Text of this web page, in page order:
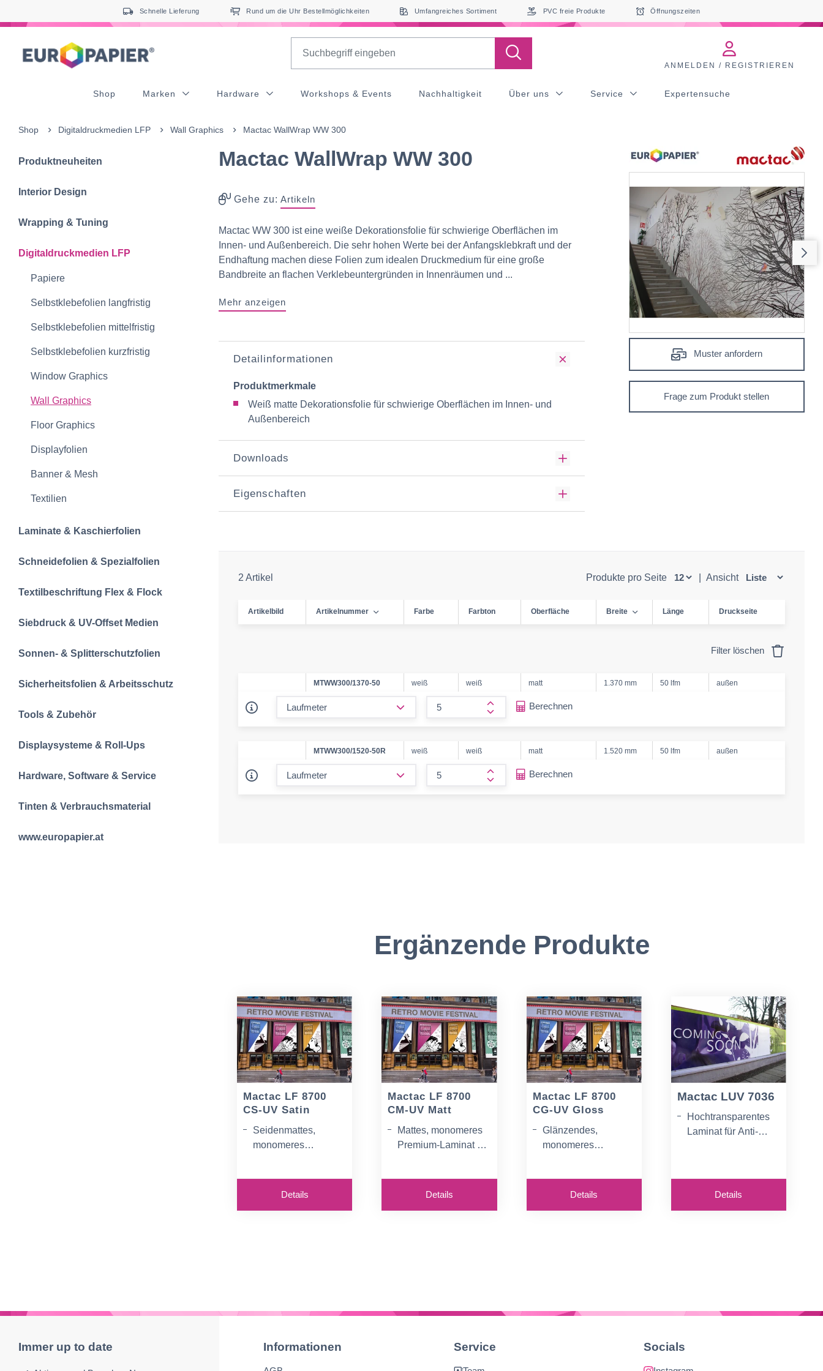
Schnelle Lieferung Rund um die Uhr Bestellmöglichkeiten Umfangreiches Sortiment PVC freie Produkte Öffnungszeiten
ANMELDEN / REGISTRIEREN
Shop Marken Hardware Workshops & Events Nachhaltigkeit Über uns Service Expertensuche
Shop Digitaldruckmedien LFP Wall Graphics Mactac WallWrap WW 300
Produktneuheiten
Interior Design
Wrapping & Tuning
Digitaldruckmedien LFP
Papiere
Selbstklebefolien langfristig
Selbstklebefolien mittelfristig
Selbstklebefolien kurzfristig
Window Graphics
Wall Graphics
Floor Graphics
Displayfolien
Banner & Mesh
Textilien
Laminate & Kaschierfolien
Schneidefolien &‍ Spezialfolien
Textilbeschriftun‍g‍ Flex & Flock
Siebdruck & UV-Offset Medien
Sonnen- & Splitterschutzfolien
Sicherheitsfolien & Arbeitsschutz
Tools & Zubehör
Displaysysteme & Roll-Ups
Hardware, Software & Service
Tinten & Verbrauchsmaterial
www.europapier.at
Mactac WallWrap WW 300
Gehe zu: Artikeln
Mactac WW 300 ist eine weiße Dekorationsfolie für schwierige Oberflächen im
Innen- und Außenbereich. Die sehr hohen Werte bei der Anfangsklebkraft und der
Endhaftung machen diese Folien zum idealen Druckmedium für eine große
Bandbreite an flachen Verklebeuntergründen in Innenräumen und ...
Mehr anzeigen
Detailinformationen
Produktmerkmale
Weiß matte Dekorationsfolie für schwierige Oberflächen im Innen- und
Außenbereich
Downloads
Eigenschaften
Muster anfordern
Frage zum Produkt stellen
2 Artikel Produkte pro Seite Ansicht
Artikelbild Artikelnummer Farbe Farbton Oberfläche Breite Länge Druckseite
Filter löschen
MTWW300/1370-50 weiß weiß matt 1.370 mm 50 lfm außen
form.increase-amount
Berechnen
MTWW300/1520-50R weiß weiß matt 1.520 mm 50 lfm außen
form.increase-amount
Berechnen
Ergänzende Produkte
Mactac LF 8700
CS-UV Satin
Seidenmattes,
monomeres
Details
Mactac LF 8700
CM-UV Matt
Mattes, monomeres
Premium-Laminat mit
Details
Mactac LF 8700
CG-UV Gloss
Glänzendes,
monomeres
Details
Mactac LUV 7036
Hochtransparentes
Laminat für Anti-
Details
Immer up to date Informationen Service Socials